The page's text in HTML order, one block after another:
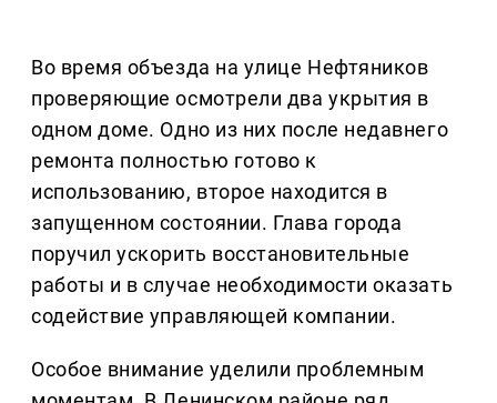
Во время объезда на улице Нефтяников
проверяющие осмотрели два укрытия в
одном доме. Одно из них после недавнего
ремонта полностью готово к
использованию, второе находится в
запущенном состоянии. Глава города
поручил ускорить восстановительные
работы и в случае необходимости оказать
содействие управляющей компании.
Особое внимание уделили проблемным